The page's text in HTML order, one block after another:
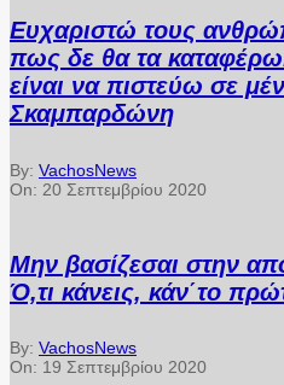
Ευχαριστώ τους
πως δε θα τα
είναι να πιστεύω σε
Σκαμπαρδώνη
By: VachosNews
On: 20 Σεπτεμβρίου 2020
Μην βασίζεσαι στην
Ό,τι κάνεις, κάν΄το
By: VachosNews
On: 19 Σεπτεμβρίου 2020